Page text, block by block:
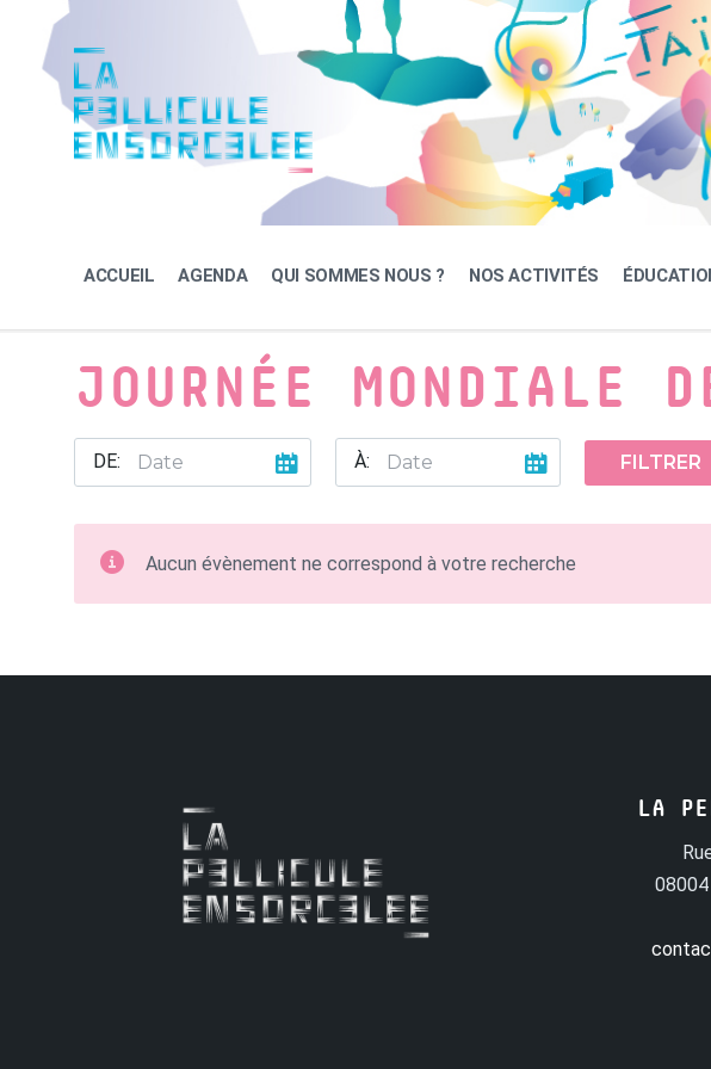
content
navigation
footer
ACCUEIL AGENDA QUI SOMMES NOUS ? NOS ACTIVITÉS
JOURNÉE MONDIALE
DE: À: FILTRER
Aucun évènement ne correspond à votre recherche
LA